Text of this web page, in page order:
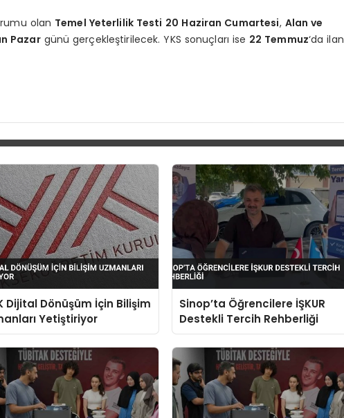
olan Temel Yeterlilik Testi 20 Haziran Cumartesi, Alan ve
Pazargünü gerçekleştirilecek. YKS sonuçları ise 22 Temmuz‘da ilan
Dijital Dönüşüm İçin Bilişim
Yetiştiriyor
Sinop’ta Öğrencilere İŞKUR
Destekli Tercih Rehberliği